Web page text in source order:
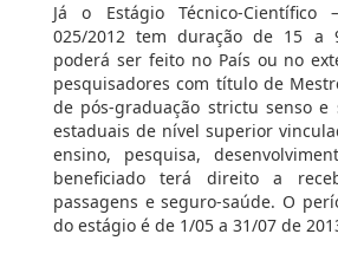
Já o Estágio Técnico-Científico
025/2012 tem duração de 15 a
poderá ser feito no País ou no
pesquisadores com título de
de pós-graduação strictu senso e
estaduais de nível superior
ensino, pesquisa,
beneficiado terá direito a
passagens e seguro-saúde. O
do estágio é de 1/05 a 31/07 de